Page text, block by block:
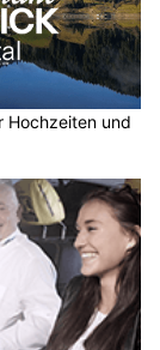
Hochzeiten und